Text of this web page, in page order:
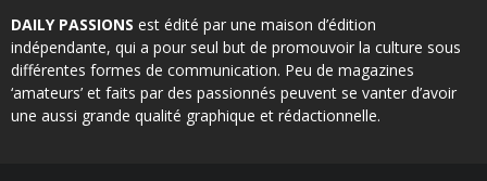
DAILY PASSIONS est édité par une maison d’édition
indépendante, qui a pour seul but de promouvoir la culture sous
différentes formes de communication. Peu de magazines
‘amateurs’ et faits par des passionnés peuvent se vanter d’avoir
une aussi grande qualité graphique et rédactionnelle.